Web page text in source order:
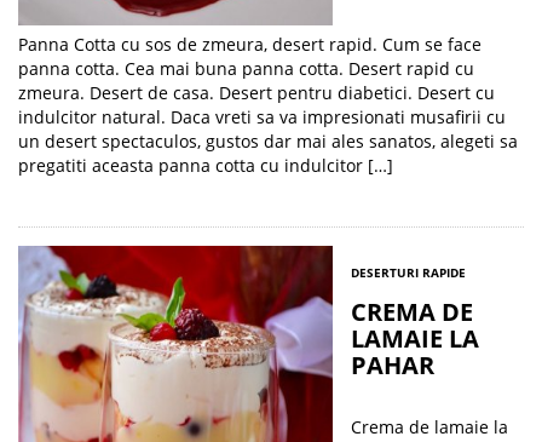
Panna Cotta cu sos de zmeura, desert rapid. Cum se face
panna cotta. Cea mai buna panna cotta. Desert rapid cu
zmeura. Desert de casa. Desert pentru diabetici. Desert cu
indulcitor natural. Daca vreti sa va impresionati musafirii cu
un desert spectaculos, gustos dar mai ales sanatos, alegeti sa
pregatiti aceasta panna cotta cu indulcitor […]
DESERTURI RAPIDE
CREMA DE
LAMAIE LA
PAHAR
Crema de lamaie la